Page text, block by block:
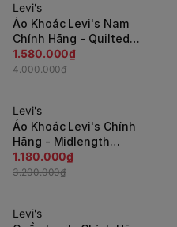
-61%
Levi's
Áo Khoác Levi's Nam
Chính Hãng - Quilted
Utility Vest with Contrast
Detailing - Màu Cam |
1.580.000₫
4.000.000₫
-64%
Levi's
Áo Khoác Levi's Chính
Hãng - Midlength
Breathable Nylon Hiking -
Màu Đen | JapanSport
1.180.000₫
3.200.000₫
Levi's